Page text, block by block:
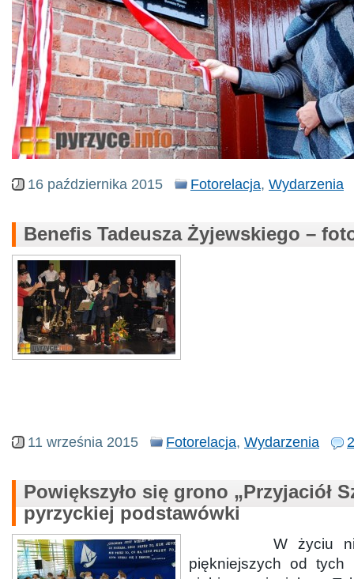
16 października 2015 Fotorelacja, Wydarzenia
Benefis Tadeusza Żyjewskiego –
11 września 2015 Fotorelacja, Wydarzenia
Powiększyło się grono „Przyjaciół
pyrzyckiej podstawówki
W życiu
piękniejszych od